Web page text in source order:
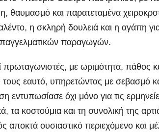
θαυμασμό και παρατεταμένα
η σκληρή δουλειά και η αγάπη
παραγωγών.
πρωταγωνιστές, με ωριμότητα, πάθος
τους εαυτό, υπηρετώντας με σεβασμό
εντυπωσίασε όχι μόνο για τις
τα κοστούμια και τη συνολική της
αποκτά ουσιαστικό περιεχόμενο και